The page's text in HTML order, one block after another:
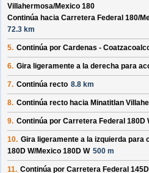
Villahermosa/Mexico 180
Continúa hacia Carretera Federal 180/
72.3 km
5. Continúa por Cardenas -
6. Gira ligeramente a la derecha para
7. Continúa recto 8.8 km
8. Continúa recto hacia Minatitlan
9. Continúa por Carretera Federal 180D
10. Gira ligeramente a la izquierda para
180D W/Mexico 180D W 500 m
11. Continúa por Carretera Federal